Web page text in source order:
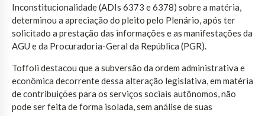
Inconstitucionalidade (ADIs 6373 e 6378) sobre a matéria,
determinou a apreciação do pleito pelo Plenário, após ter
solicitado a prestação das informações e as manifestações da
AGU e da Procuradoria-Geral da República (PGR).
Toffoli destacou que a subversão da ordem administrativa e
econômica decorrente dessa alteração legislativa, em matéria
de contribuições para os serviços sociais autônomos, não
pode ser feita de forma isolada, sem análise de suas